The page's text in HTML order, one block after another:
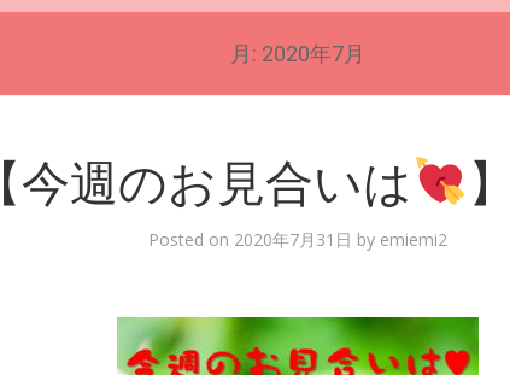
月: 2020年7月
【今週のお見合いは
Posted on 2020年7月31日 by emiemi2